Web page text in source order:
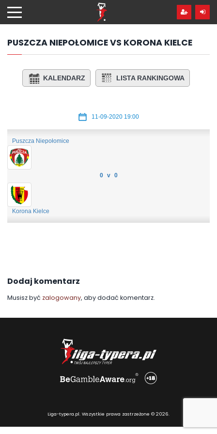
hdo
treści
PUSZCZA NIEPOŁOMICE VS KORONA KIELCE
KALENDARZ LISTA RANKINGOWA
11-09-2020 19:00
Puszcza Niepołomice
0 v 0
Korona Kielce
Dodaj komentarz
Musisz być zalogowany, aby dodać komentarz.
Liga-typera.pl. Wszystkie prawa zastrzeżone © 2026.